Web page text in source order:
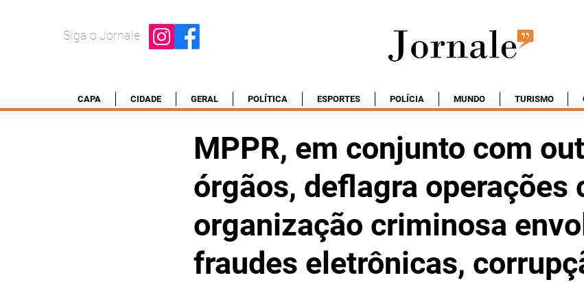
Siga o Jornale
CAPA CIDADE GERAL POLÍTICA ESPORTES POLÍCIA MUNDO TURISMO
MPPR, em conjunto com
órgãos, deflagra operações
organização criminosa
fraudes eletrônicas,